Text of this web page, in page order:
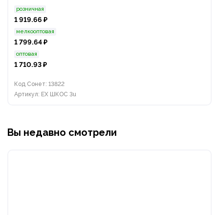
розничная
1 919.66 ₽
мелкооптовая
1 799.64 ₽
оптовая
1 710.93 ₽
Код Сонет: 13822
Артикул: EX ШКОС 3u
Вы недавно смотрели